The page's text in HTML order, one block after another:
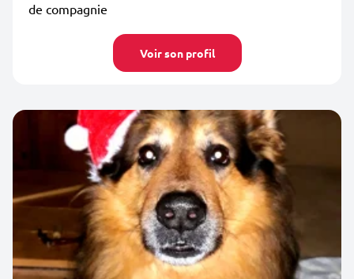
de compagnie
Voir son profil